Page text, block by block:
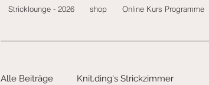
Stricklounge - 2026 shop Online Kurs Programme
Alle Beiträge Knit.ding's Strickzimmer